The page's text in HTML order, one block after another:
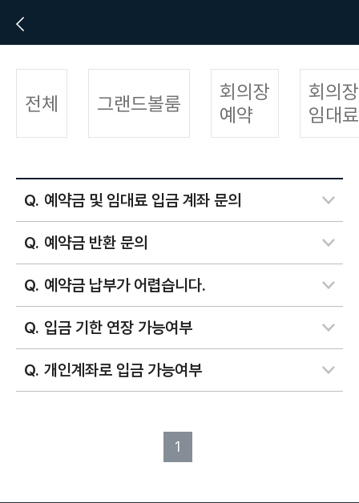
전체 그랜드볼룸
회의장
예약
회의장
임대료
예약금 및 임대료 입금 계좌 문의
예약금 반환 문의
예약금 납부가 어렵습니다.
입금 기한 연장 가능여부
개인계좌로 입금 가능여부
1